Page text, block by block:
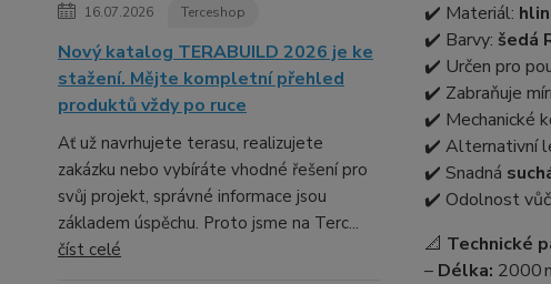
16.07.2026 Terceshop
Nový katalog TERABUILD 2026 je ke
stažení. Mějte kompletní přehled
produktů vždy po ruce
Ať už navrhujete terasu, realizujete
zakázku nebo vybíráte vhodné řešení pro
svůj projekt, správné informace jsou
základem úspěchu. Proto jsme na Terc...
číst celé
✔️ Materiál:
✔️ Barvy: šedá
✔️ Určen pro
✔️ Zabraňuje
✔️ Mechanické
✔️ Alternativní
✔️ Snadná
✔️ Odolnost
📐 Technické
– Délka: 2000